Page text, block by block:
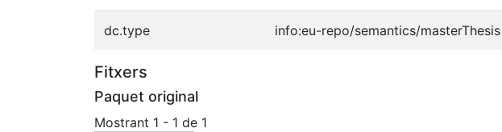
dc.type info:eu-repo/semantics/masterThesis
Fitxers
Paquet original
Mostrant 1 - 1 de 1